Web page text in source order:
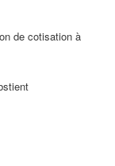
de cotisation à